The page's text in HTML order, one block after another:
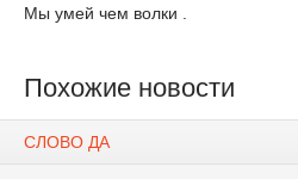
Мы умей чем волки .
Похожие новости
СЛОВО ДА